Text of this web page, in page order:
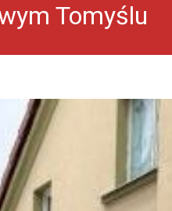
Tomyślu